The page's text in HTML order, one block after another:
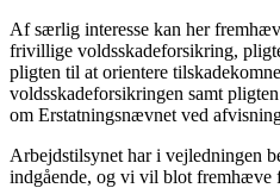
Af særlig interesse kan her
frivillige voldsskadeforsikring,
pligten til at orientere
voldsskadeforsikringen samt
om Erstatningsnævnet ved
Arbejdstilsynet har i vejledningen
indgående, og vi vil blot fremhæve